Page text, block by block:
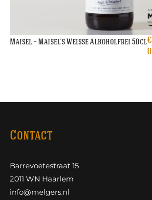
Maisel – Maisel’s Weisse Alkoholfrei 50cl€
0
Contact
Barrevoetestraat 15
2011 WN Haarlem
info@melgers.nl